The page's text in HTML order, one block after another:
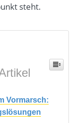
steht.
Vormarsch: